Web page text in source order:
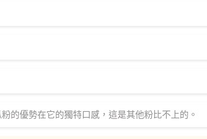
的優勢在它的獨特口感，這是其他粉比不上的。